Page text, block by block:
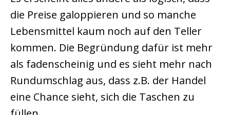
die Preise galoppieren und so manche
Lebensmittel kaum noch auf den Teller
kommen. Die Begründung dafür ist mehr
als fadenscheinig und es sieht mehr nach
Rundumschlag aus, dass z.B. der Handel
eine Chance sieht, sich die Taschen zu